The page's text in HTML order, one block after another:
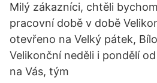
Milý zákazníci, chtěli
pracovní době v době
otevřeno na Velký pátek,
Velikonční neděli i pondělí
na Vás, tým